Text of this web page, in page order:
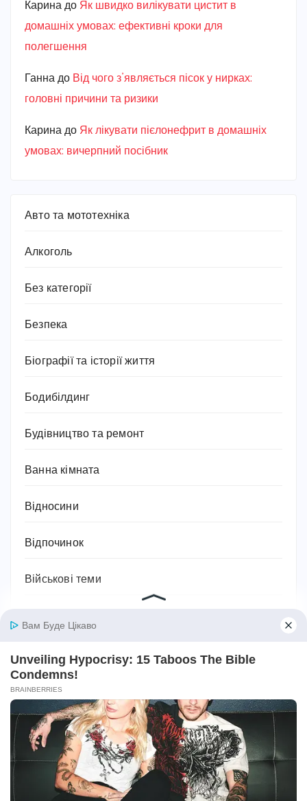
Карина до Як швидко вилікувати цистит в
домашніх умовах: ефективні кроки для
полегшення
Ганна до Від чого з’являється пісок у нирках:
головні причини та ризики
Карина до Як лікувати пієлонефрит в домашніх
умовах: вичерпний посібник
Авто та мототехніка
Алкоголь
Без категорії
Безпека
Біографії та історії життя
Бодибілдинг
Будівництво та ремонт
Ванна кімната
Відносини
Відпочинок
Військові теми
Гороскоп
Гуманітарні науки
Дієти та схуднення
Дім